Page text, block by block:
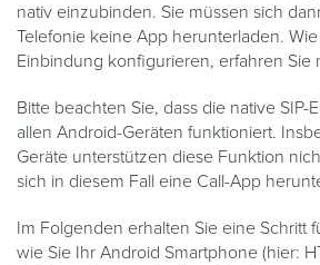
nativ einzubinden. Sie müssen sich
Telefonie keine App herunterladen.
Einbindung konfigurieren, erfahren Sie
Bitte beachten Sie, dass die native
allen Android-Geräten funktioniert.
Geräte unterstützen diese Funktion
sich in diesem Fall eine Call-App
Im Folgenden erhalten Sie eine Schritt
wie Sie Ihr Android Smartphone (hier: